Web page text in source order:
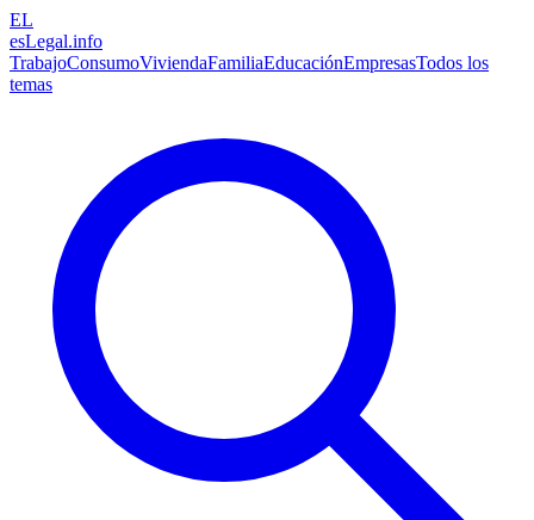
EL
esLegal.info
TrabajoConsumoViviendaFamiliaEducaciónEmpresasTodos los
temas